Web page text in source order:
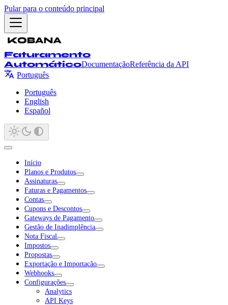
Pular para o conteúdo principal
Faturamento
AutomáticoDocumentaçãoReferência da API
Português
Português
English
Español
Início
Planos e Produtos
Assinaturas
Faturas e Pagamentos
Contas
Cupons e Descontos
Gateways de Pagamento
Gestão de Inadimplência
Nota Fiscal
Impostos
Propostas
Exportação e Importação
Webhooks
Configurações
Analytics
API Keys